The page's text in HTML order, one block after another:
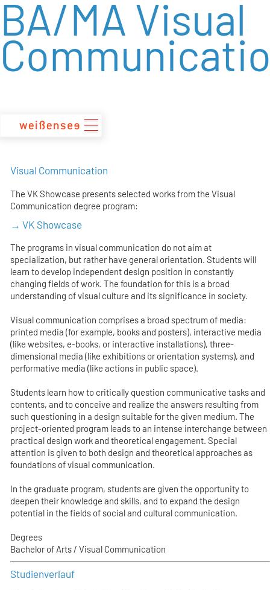
zum
Inhalt
BA/MA Visual
Visual Communication
The VK Showcase presents selected works from the Visual
Communication degree program:
→VK Showcase
The programs in visual communication do not aim at
specialization, but rather have general orientation. Students will
learn to develop independent design position in constantly
changing fields of work. The foundation for this is a broad
understanding of visual culture and its significance in society.
Visual communication comprises a broad spectrum of media:
printed media (for example, books and posters), interactive media
(like websites, e-books, or interactive installations), three-
dimensional media (like exhibitions or orientation systems), and
performative media (like actions in public space).
Students learn how to critically question communicative tasks and
contents, and to conceive and realize the answers resulting from
such questioning in a design suitable for the given medium. The
project-oriented program leads to an intense interchange between
practical design work and theoretical engagement. Special
attention is given to both design and theoretical approaches as
foundations of visual communication.
In the graduate program, students are given the opportunity to
deepen their knowledge and skills, and to expand the design
potential in the fields of social and cultural communication.
Degrees
Bachelor of Arts / Visual Communication
Studienverlauf